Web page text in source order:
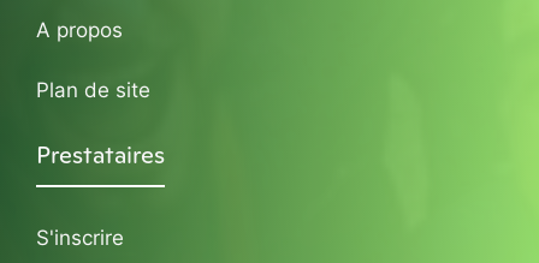
A propos
Plan de site
Prestataires
S'inscrire